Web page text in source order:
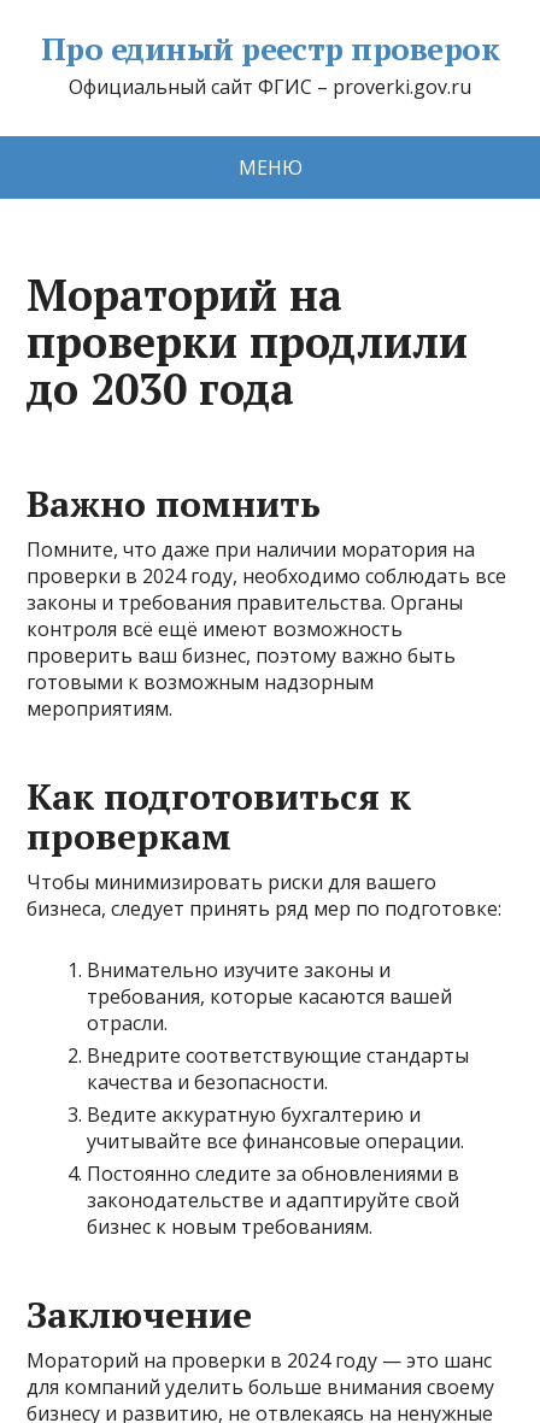
Про единый реестр проверок
Официальный сайт ФГИС – proverki.gov.ru
МЕНЮ
Мораторий на
проверки продлили
до 2030 года
Важно помнить
Помните, что даже при наличии моратория на
проверки в 2024 году, необходимо соблюдать все
законы и требования правительства. Органы
контроля всё ещё имеют возможность
проверить ваш бизнес, поэтому важно быть
готовыми к возможным надзорным
мероприятиям.
Как подготовиться к
проверкам
Чтобы минимизировать риски для вашего
бизнеса, следует принять ряд мер по подготовке:
Внимательно изучите законы и
требования, которые касаются вашей
отрасли.
Внедрите соответствующие стандарты
качества и безопасности.
Ведите аккуратную бухгалтерию и
учитывайте все финансовые операции.
Постоянно следите за обновлениями в
законодательстве и адаптируйте свой
бизнес к новым требованиям.
Заключение
Мораторий на проверки в 2024 году — это шанс
для компаний уделить больше внимания своему
бизнесу и развитию, не отвлекаясь на ненужные